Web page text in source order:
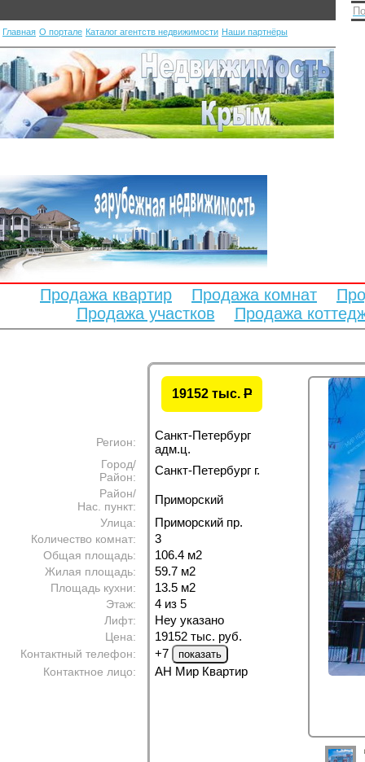
Главная О портале Каталог агентств недвижимости Наши партнёры
Продажа квартир Продажа комнат
Продажа участков
Продажа
19152 тыс. P
Регион:
Санкт-Петербург
адм.ц.
Город/
Район:
Санкт-Петербург г.
Район/
Нас. пункт:
Приморский
Улица: Приморский пр.
Количество комнат: 3
Общая площадь: 106.4 м2
Жилая площадь: 59.7 м2
Площадь кухни: 13.5 м2
Этаж: 4 из 5
Лифт: Неу указано
Цена: 19152 тыс. руб.
Контактный телефон: +7
Контактное лицо: АН Мир Квартир